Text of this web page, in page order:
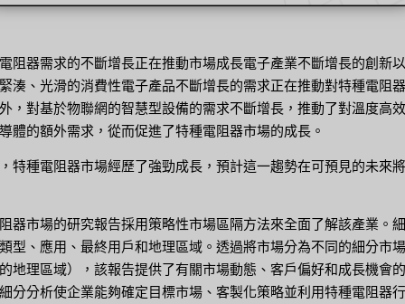
阻器需求的不斷增長正在推動市場成長電子產業不斷增長的創新
湊、光滑的消費性電子產品不斷增長的需求正在推動對特種電阻
，對基於物聯網的智慧型設備的需求不斷增長，推動了對溫度高
體的額外需求，從而促進了特種電阻器市場的成長。
特種電阻器市場經歷了強勁成長，預計這一趨勢在可預見的未來
器市場的研究報告採用策略性市場區隔方法來全面了解該產業。
型、應用、最終用戶和地理區域。透過將市場分為不同的細分市
地理區域），該報告提供了有關市場動態、客戶偏好和成長機會
分分析使企業能夠確定目標市場、客製化策略並利用特種電阻器